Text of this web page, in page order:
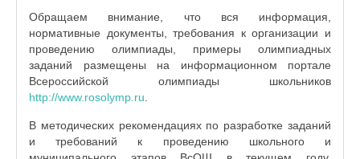
Обращаем внимание, что вся информация,
нормативные документы, требования к организации и
проведению олимпиады, примеры олимпиадных
заданий размещены на информационном портале
Всероссийской олимпиады школьников
http://www.rosolymp.ru
В методических рекомендациях по разработке заданий
и требований к проведению школьного и